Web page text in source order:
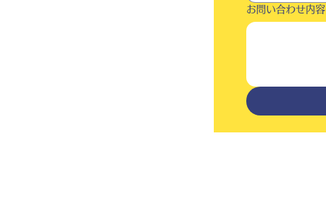
お問い合わせ内容